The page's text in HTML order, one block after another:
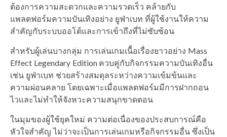
ต้องการความสะดวกและความรวดเร็ว คล้ายกับ
แพลตฟอร์มความบันเทิงอย่าง ยูฟ่าเบท ที่ผู้ใช้งานให้ความ
สำคัญกับระบบออโต้และการเข้าถึงที่ไม่ซับซ้อน
สำหรับผู้เล่นบางกลุ่ม การเล่นเกมเนื้อเรื่องยาวอย่าง Mass
Effect Legendary Edition ควบคู่กับกิจกรรมความบันเทิงอื่น
เช่น ยูฟ่าเบท ช่วยสร้างสมดุลระหว่างความเข้มข้นและ
ความผ่อนคลาย โดยเฉพาะเมื่อแพลตฟอร์มมีการฝากถอน
ไวและไม่ทำให้จังหวะความสนุกขาดตอน
ในมุมของผู้ใช้ยุคใหม่ ความต่อเนื่องของประสบการณ์คือ
หัวใจสำคัญ ไม่ว่าจะเป็นการเล่นเกมหรือกิจกรรมอื่น ซึ่งเป็น